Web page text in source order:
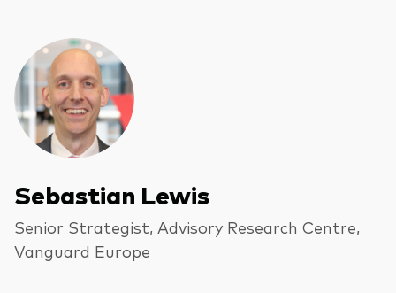
Sebastian Lewis
Senior Strategist, Advisory Research Centre,
Vanguard Europe